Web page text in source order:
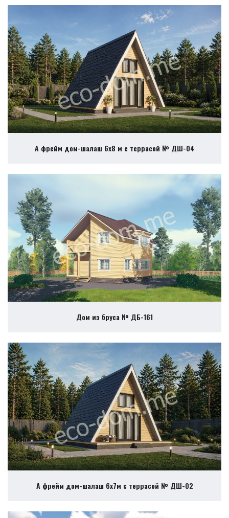
А фрейм дом-шалаш 6х8 м с террасой № ДШ-04
Дом из бруса № ДБ-161
А фрейм дом-шалаш 6х7м с террасой № ДШ-02